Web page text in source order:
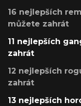
16 nejlepších
můžete zahrát
11 nejlepších
zahrát
12 nejlepších
zahrát
13 nejlepších